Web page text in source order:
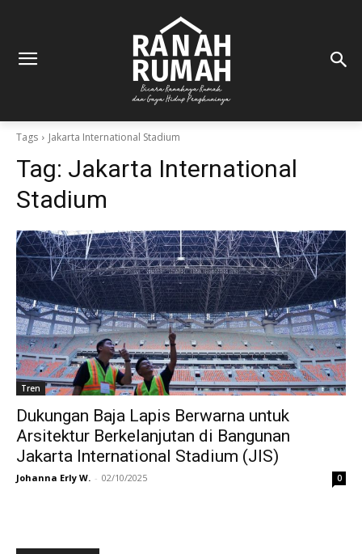
Tags Jakarta International Stadium
Tag: Jakarta International
Stadium
Tren
Dukungan Baja Lapis Berwarna untuk
Arsitektur Berkelanjutan di Bangunan
Jakarta International Stadium (JIS)
Johanna Erly W. - 02/10/2025 0